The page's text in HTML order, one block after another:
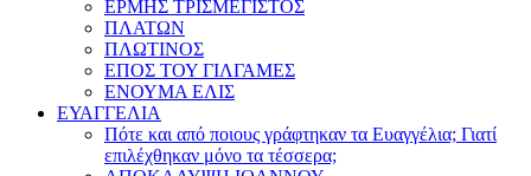
ΕΡΜΗΣ ΤΡΙΣΜΕΓΙΣΤΟΣ
ΠΛΑΤΩΝ
ΠΛΩΤΙΝΟΣ
ΕΠΟΣ ΤΟΥ ΓΙΛΓΑΜΕΣ
ΕΝΟΥΜΑ ΕΛΙΣ
ΕΥΑΓΓΕΛΙΑ
Πότε και από ποιους γράφτηκαν τα Ευαγγέλια; Γιατί
επιλέχθηκαν μόνο τα τέσσερα;